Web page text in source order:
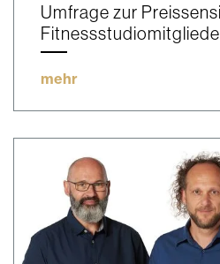
Umfrage zur
mehr